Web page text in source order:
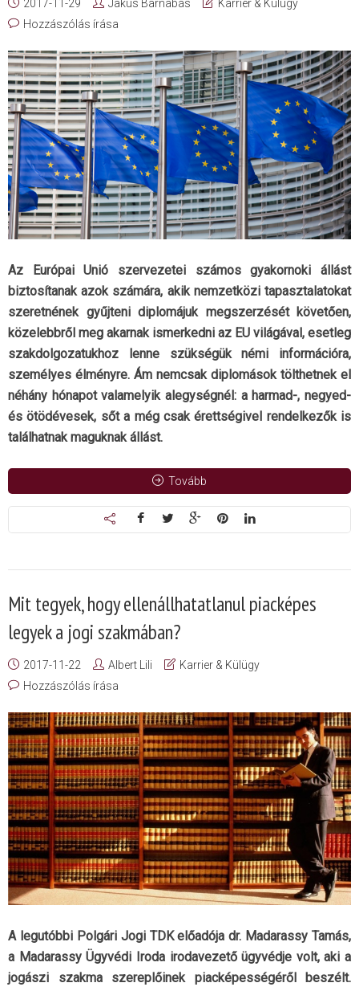
2017-11-29 Jakus Barnabás
Karrier & Külügy
Hozzászólás írása
Az Európai Unió szervezetei számos gyakornoki állást
biztosítanak azok számára, akik nemzetközi tapasztalatokat
szeretnének gyűjteni diplomájuk megszerzését követően,
közelebbről meg akarnak ismerkedni az EU világával, esetleg
szakdolgozatukhoz lenne szükségük némi információra,
személyes élményre. Ám nemcsak diplomások tölthetnek el
néhány hónapot valamelyik alegységnél: a harmad-, negyed-
és ötödévesek, sőt a még csak érettségivel rendelkezők is
találhatnak maguknak állást.
Tovább
Mit tegyek, hogy ellenállhatatlanul piacképes
legyek a jogi szakmában?
2017-11-22 Albert Lili
Karrier & Külügy
Hozzászólás írása
A legutóbbi Polgári Jogi TDK előadója dr. Madarassy Tamás,
a Madarassy Ügyvédi Iroda irodavezető ügyvédje volt, aki a
jogászi szakma szereplőinek piacképességéről beszélt.